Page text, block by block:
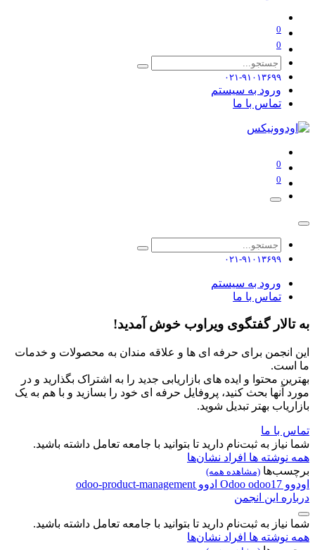
0
0
۰۲۱-۹۱۰۱۳۶۹۹
ورود به سیستم
تماس با ما
0
0
۰۲۱-۹۱۰۱۳۶۹۹
ورود به سیستم
تماس با ما
به تالار گفتگوی ویراوب خوش آمدید!
این انجمن برای حرفه ای ها و علاقه مندان به محصولات و خدمات
ما است.
بهترین محتوا و ایده های بازاریابی جدید را به اشتراک بگذارید و در
مورد آنها بحث کنید، پروفایل حرفه ای خود را بسازید و با هم به یک
بازاریاب بهتر تبدیل شوید.
تماس با ما
شما نیاز به ثبت‌نام دارید تا بتوانید با جامعه تعامل داشته باشید.
همه نوشته ها افراد نشان‌ها
برچسب‌ها (مشاهده همه)
اودوو Odoo odoo17 ادوو odoo-product-management
درباره این انجمن
شما نیاز به ثبت‌نام دارید تا بتوانید با جامعه تعامل داشته باشید.
همه نوشته ها افراد نشان‌ها